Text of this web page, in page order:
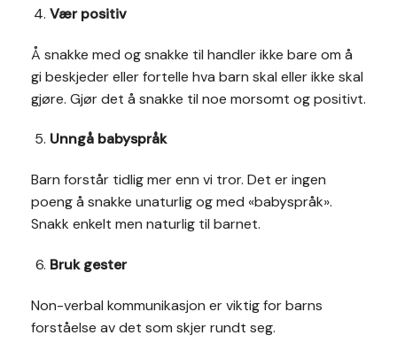
Vær positiv
Å snakke med og snakke til handler ikke bare om å
gi beskjeder eller fortelle hva barn skal eller ikke skal
gjøre. Gjør det å snakke til noe morsomt og positivt.
Unngå babyspråk
Barn forstår tidlig mer enn vi tror. Det er ingen
poeng å snakke unaturlig og med «babyspråk».
Snakk enkelt men naturlig til barnet.
Bruk gester
Non-verbal kommunikasjon er viktig for barns
forståelse av det som skjer rundt seg.